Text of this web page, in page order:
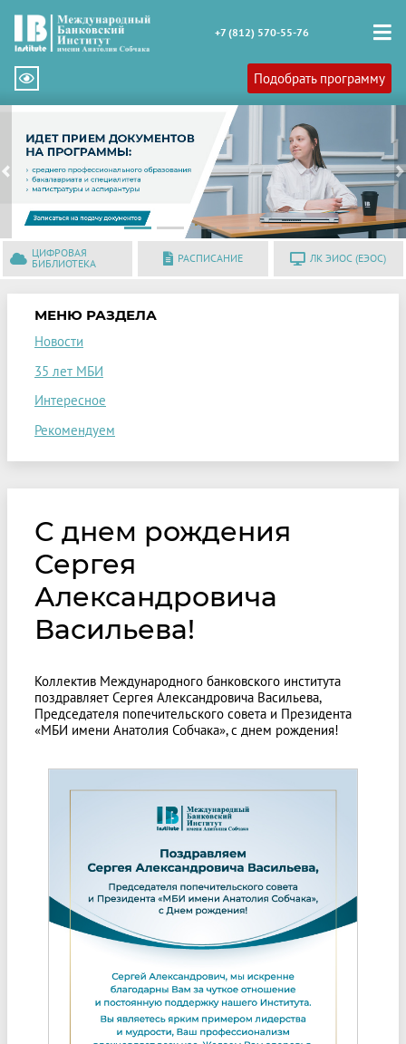
+7 (812) 570-55-76
Подобрать программу
Previous
ЦИФРОВАЯ
БИБЛИОТЕКА
РАСПИСАНИЕ ЛК ЭИОС (ЕЭОС)
МЕНЮ РАЗДЕЛА
Новости
35 лет МБИ
Интересное
Рекомендуем
С днем рождения
Сергея
Александровича
Васильева!
Коллектив Международного банковского института
поздравляет Сергея Александровича Васильева,
Председателя попечительского совета и Президента
«МБИ имени Анатолия Собчака», с днем рождения!